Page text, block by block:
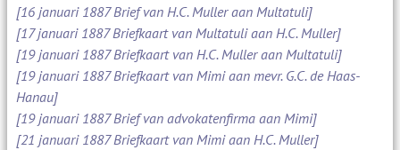
[16 januari 1887 Brief van H.C. Muller aan Multatuli]
[17 januari 1887 Briefkaart van Multatuli aan H.C. Muller]
[19 januari 1887 Briefkaart van H.C. Muller aan Multatuli]
[19 januari 1887 Briefkaart van Mimi aan mevr. G.C. de Haas-
Hanau]
[19 januari 1887 Brief van advokatenfirma aan Mimi]
[21 januari 1887 Briefkaart van Mimi aan H.C. Muller]